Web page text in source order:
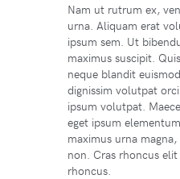
Nam ut rutrum ex,
urna. Aliquam erat
ipsum sem. Ut
maximus suscipit.
neque blandit
dignissim volutpat
ipsum volutpat.
eget ipsum
maximus urna
non. Cras rhoncus
rhoncus.